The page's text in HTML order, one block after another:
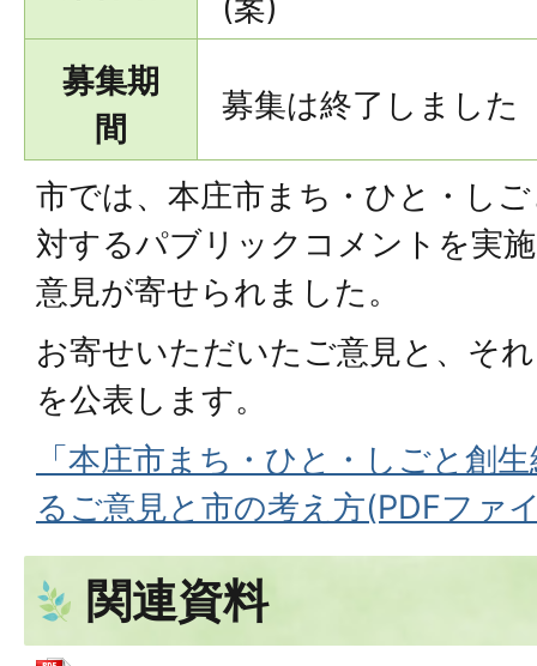
募集期
間
募集は終了しました
市では、本庄市まち・ひと・し
対するパブリックコメントを実
意見が寄せられました。
お寄せいただいたご意見と、そ
を公表します。
「本庄市まち・ひと・しごと創
るご意見と市の考え方(PDFファ
関連資料